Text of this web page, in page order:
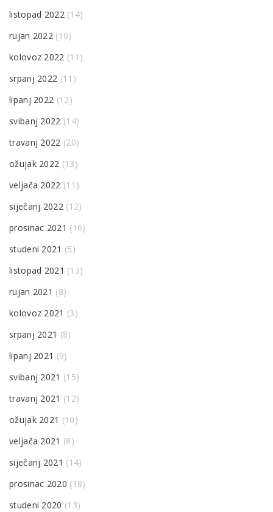
listopad 2022(14)
rujan 2022 (10)
kolovoz 2022 (11)
srpanj 2022 (11)
lipanj 2022 (12)
svibanj 2022 (14)
travanj 2022 (20)
ožujak 2022 (13)
veljača 2022 (11)
siječanj 2022(12)
prosinac 2021 (16)
studeni 2021 (5)
listopad 2021 (13)
rujan 2021 (8)
kolovoz 2021 (3)
srpanj 2021 (8)
lipanj 2021 (9)
svibanj 2021 (15)
travanj 2021 (12)
ožujak 2021 (10)
veljača 2021 (8)
siječanj 2021 (14)
prosinac 2020 (18)
studeni 2020 (13)